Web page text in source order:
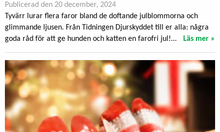
Publicerad den 20 december, 2024
Tyvärr lurar flera faror bland de doftande julblommorna och
glimmande ljusen. Från Tidningen Djurskyddet till er alla: några
goda råd för att ge hunden och katten en farofri jul!...
Läs mer »